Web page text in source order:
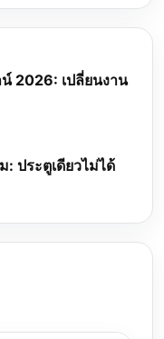
2026: เปลี่ยนงาน
: ประตูเดียวไม่ได้